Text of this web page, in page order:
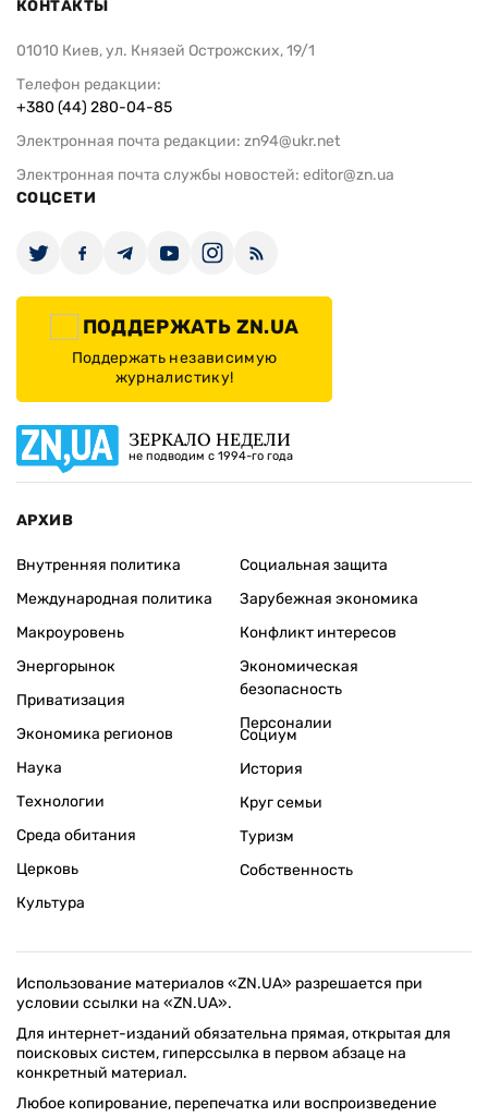
КОНТАКТЫ
01010 Киев, ул. Князей Острожских, 19/1
Телефон редакции:
+380 (44) 280-04-85
Электронная почта редакции: zn94@ukr.net
Электронная почта службы новостей: editor@zn.ua
СОЦСЕТИ
ПОДДЕРЖАТЬ ZN.UA
Поддержать независимую
журналистику!
ЗЕРКАЛО НЕДЕЛИ
не подводим с 1994-го года
АРХИВ
Внутренняя политика
Международная политика
Макроуровень
Энергорынок
Приватизация
Экономика регионов
Социальная защита
Зарубежная экономика
Конфликт интересов
Экономическая
безопасность
Персоналии
Наука
Технологии
Среда обитания
Церковь
Культура
Социум
История
Круг семьи
Туризм
Собственность
Использование материалов «ZN.UA» разрешается при
условии ссылки на «ZN.UA».
Для интернет-изданий обязательна прямая, открытая для
поисковых систем, гиперссылка в первом абзаце на
конкретный материал.
Любое копирование, перепечатка или воспроизведение